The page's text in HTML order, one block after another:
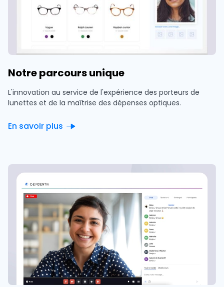
Notre parcours unique
L'innovation au service de l'expérience des porteurs de
lunettes et de la maîtrise des dépenses optiques.
En savoir plus